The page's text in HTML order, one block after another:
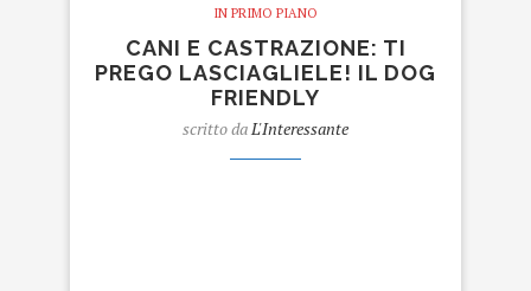
IN PRIMO PIANO
CANI E CASTRAZIONE: TI
PREGO LASCIAGLIELE! IL DOG
FRIENDLY
scritto da L'Interessante